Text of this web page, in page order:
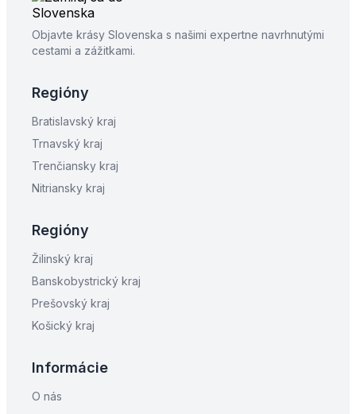
Objavte krásy Slovenska s našimi expertne navrhnutými
cestami a zážitkami.
Regióny
Bratislavský kraj
Trnavský kraj
Trenčiansky kraj
Nitriansky kraj
Regióny
Žilinský kraj
Banskobystrický kraj
Prešovský kraj
Košický kraj
Informácie
O nás